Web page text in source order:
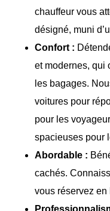
chauffeur vous
désigné, muni
Confort :
et modernes, qui
les bagages.
voitures pour
pour les
spacieuses pour
Abordable :
cachés.
vous réservez en